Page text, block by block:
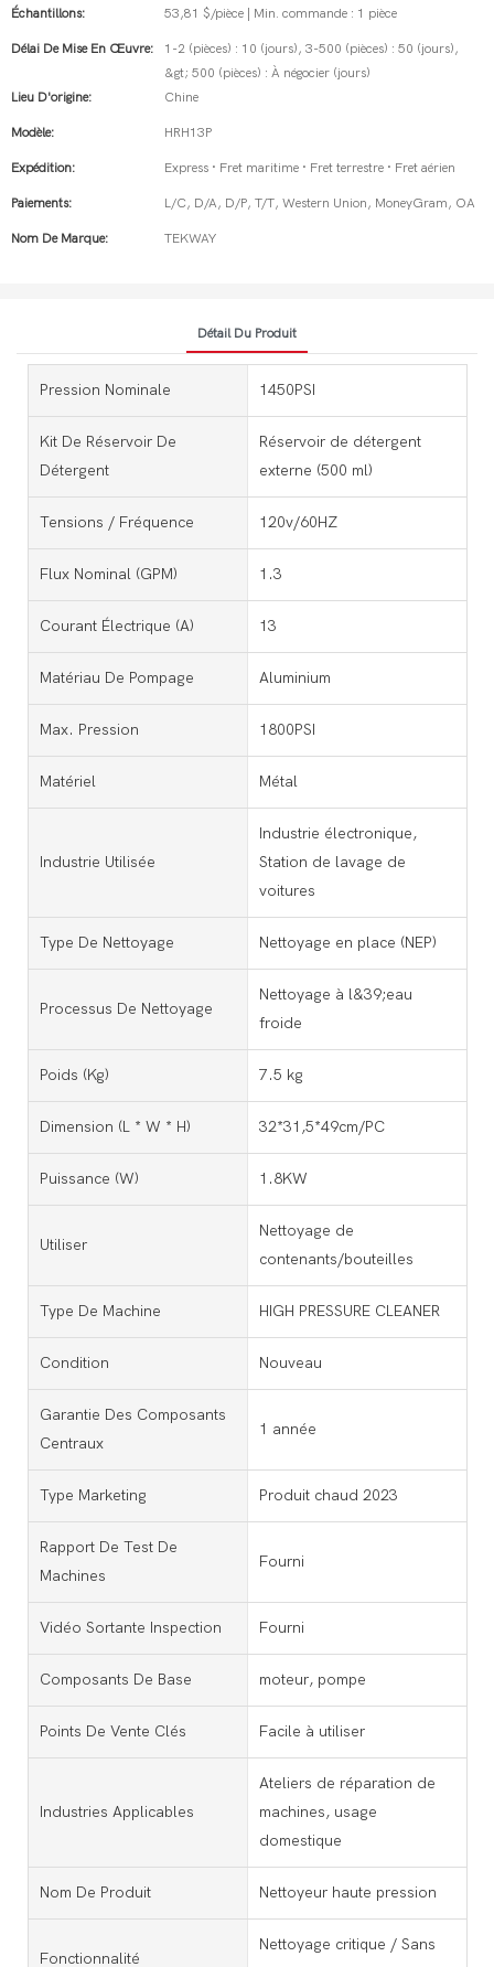
Échantillons:
53,81 $/pièce | Min. commande : 1 pièce
Délai De Mise En Œuvre:
1-2 (pièces) : 10 (jours), 3-500 (pièces) : 50 (jours),
&gt; 500 (pièces) : À négocier (jours)
Lieu D'origine:
Chine
Modèle: HRH13P
Expédition: Express · Fret maritime · Fret terrestre · Fret aérien
Paiements: L/C, D/A, D/P, T/T, Western Union, MoneyGram, OA
Nom De Marque: TEKWAY
Détail Du Produit
Pression Nominale 1450PSI
Kit De Réservoir De
Détergent
Réservoir de détergent
externe (500 ml)
Tensions / Fréquence 120v/60HZ
Flux Nominal (GPM) 1.3
Courant Électrique (a) 13
Matériau De Pompage Aluminium
Max. Pression 1800PSI
Matériel Métal
Industrie Utilisée
Industrie électronique,
Station de lavage de
voitures
Type De Nettoyage Nettoyage en place (NEP)
Processus De Nettoyage
Nettoyage à l&39;eau
froide
Poids (kg) 7.5 kg
Dimension (l * W * H) 32*31,5*49cm/PC
Puissance (w) 1.8KW
Utiliser
Nettoyage de
contenants/bouteilles
Type De Machine HIGH PRESSURE CLEANER
Condition Nouveau
Garantie Des Composants
Centraux
1 année
Type Marketing Produit chaud 2023
Rapport De Test De
Machines
Fourni
Vidéo Sortante Inspection Fourni
Composants De Base moteur, pompe
Points De Vente Clés Facile à utiliser
Industries Applicables
Ateliers de réparation de
machines, usage
domestique
Nom De Produit Nettoyeur haute pression
Fonctionnalité
Nettoyage critique / Sans